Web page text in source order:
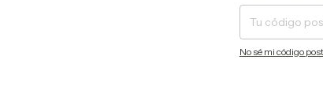
No sé mi código